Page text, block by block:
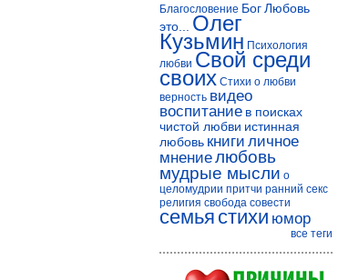
Благословение БогЛюбовь
это...
Олег
Кузьмин Психология
любви Свой среди
своих Стихи о любви
верность видео
воспитание в поисках
чистой любви истинная
любовь книги личное
мнениелюбовь
мудрые мысли о
целомудрии притчи ранний секс
религия свобода совести
семья стихи юмор
все теги